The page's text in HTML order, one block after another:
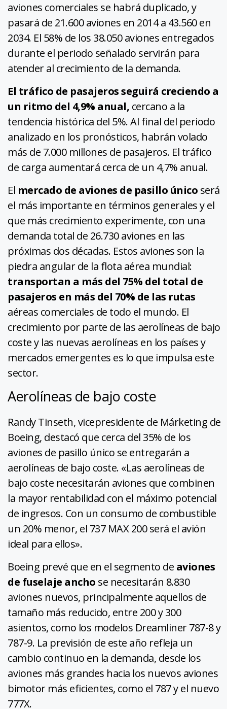
aviones comerciales se habrá duplicado, y
pasará de 21.600 aviones en 2014 a 43.560 en
2034. El 58% de los 38.050 aviones entregados
durante el periodo señalado servirán para
atender al crecimiento de la demanda.
El tráfico de pasajeros seguirá creciendo a
un ritmo del 4,9% anual, cercano a la
tendencia histórica del 5%. Al final del periodo
analizado en los pronósticos, habrán volado
más de 7.000 millones de pasajeros. El tráfico
de carga aumentará cerca de un 4,7% anual.
El mercado de aviones de pasillo único será
el más importante en términos generales y el
que más crecimiento experimente, con una
demanda total de 26.730 aviones en las
próximas dos décadas. Estos aviones son la
piedra angular de la flota aérea mundial:
transportan a más del 75% del total de
pasajeros en más del 70% de las rutas
aéreas comerciales de todo el mundo. El
crecimiento por parte de las aerolíneas de bajo
coste y las nuevas aerolíneas en los países y
mercados emergentes es lo que impulsa este
sector.
Aerolíneas de bajo coste
Randy Tinseth, vicepresidente de Márketing de
Boeing, destacó que cerca del 35% de los
aviones de pasillo único se entregarán a
aerolíneas de bajo coste. «Las aerolíneas de
bajo coste necesitarán aviones que combinen
la mayor rentabilidad con el máximo potencial
de ingresos. Con un consumo de combustible
un 20% menor, el 737 MAX 200 será el avión
ideal para ellos».
Boeing prevé que en el segmento de aviones
de fuselaje ancho se necesitarán 8.830
aviones nuevos, principalmente aquellos de
tamaño más reducido, entre 200 y 300
asientos, como los modelos Dreamliner 787-8 y
787-9. La previsión de este año refleja un
cambio continuo en la demanda, desde los
aviones más grandes hacia los nuevos aviones
bimotor más eficientes, como el 787 y el nuevo
777X.